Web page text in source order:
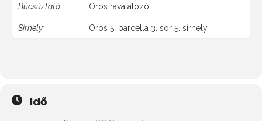
Búcsúztató: Oros ravatalozó
Sírhely: Oros 5. parcella 3. sor 5. sírhely
Idő